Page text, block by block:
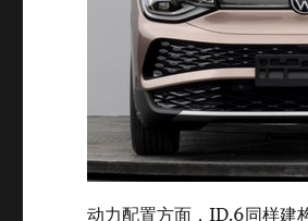
动力配置方面，ID.6同样建